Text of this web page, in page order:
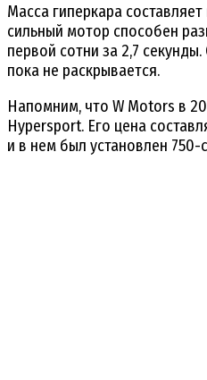
Масса гиперкара
сильный мотор способен
первой сотни за 2,7
пока не раскрывается.
Напомним, что W Motors в
Hypersport. Его цена
и в нем был установлен